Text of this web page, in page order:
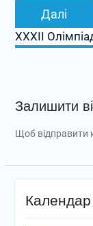
Далі
ХХХІІ
Залишити
Щоб відправити
Календар